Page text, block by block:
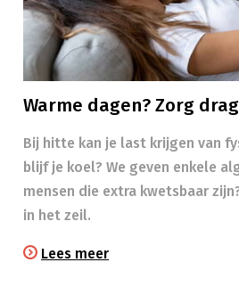
Warme dagen? Zorg
Bij hitte kan je last krijgen van
blijf je koel? We geven enkele
mensen die extra kwetsbaar
in het zeil.​
Lees meer